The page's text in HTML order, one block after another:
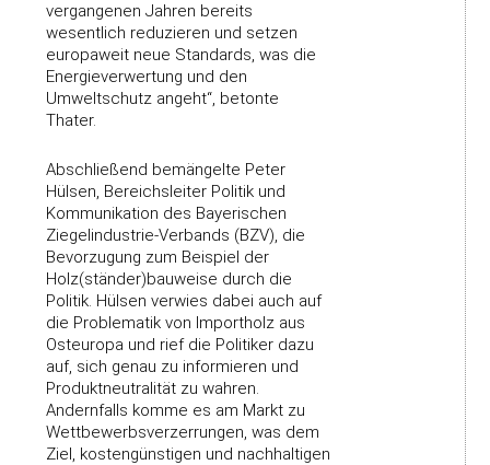
vergangenen Jahren bereits
wesentlich reduzieren und setzen
europaweit neue Standards, was die
Energieverwertung und den
Umweltschutz angeht“, betonte
Thater.
Abschließend bemängelte Peter
Hülsen, Bereichsleiter Politik und
Kommunikation des Bayerischen
Ziegelindustrie-Verbands (BZV), die
Bevorzugung zum Beispiel der
Holz(ständer)bauweise durch die
Politik. Hülsen verwies dabei auch auf
die Problematik von Importholz aus
Osteuropa und rief die Politiker dazu
auf, sich genau zu informieren und
Produktneutralität zu wahren.
Andernfalls komme es am Markt zu
Wettbewerbsverzerrungen, was dem
Ziel, kostengünstigen und nachhaltigen